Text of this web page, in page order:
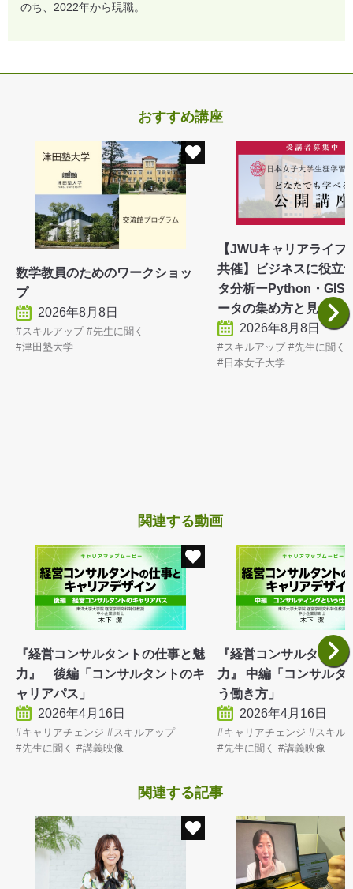
のち、2022年から現職。
おすすめ講座
数学教員のためのワークショッ
プ
2026年8月8日
スキルアップ
先生に聞く
津田塾大学
【JWUキャリアライフ
共催】ビジネスに役立
タ分析ーPython・GIS
ータの集め方と見せ
2026年8月8日
スキルアップ
先生に聞く
日本女子大学
関連する動画
『経営コンサルタントの仕事と魅
力』 後編「コンサルタントのキ
ャリアパス」
2026年4月16日
キャリアチェンジ
スキルアップ
先生に聞く
講義映像
『経営コンサルタント
力』 中編「コンサルタ
う働き方」
2026年4月16日
キャリアチェンジ
スキル
先生に聞く
講義映像
関連する記事